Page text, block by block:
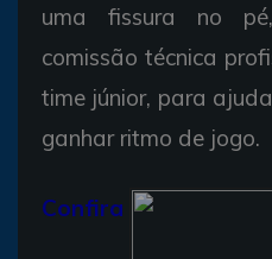
uma fissura no
comissão técnica
time júnior, para
ganhar ritmo de jogo.
Confira